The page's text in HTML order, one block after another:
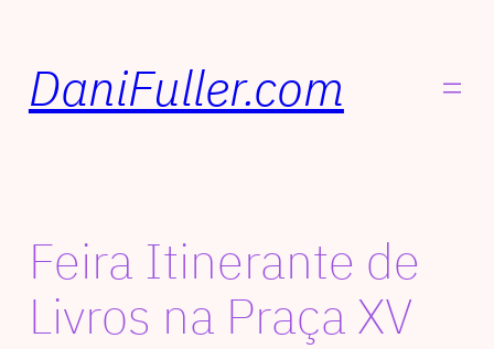
DaniFuller.com
Feira Itinerante de
Livros na Praça XV